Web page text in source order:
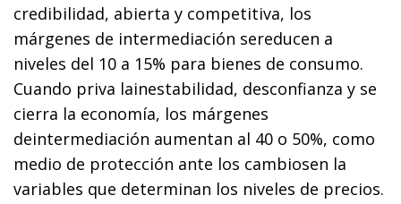
credibilidad, abierta y competitiva, los
márgenes de intermediación sereducen a
niveles del 10 a 15% para bienes de consumo.
Cuando priva lainestabilidad, desconfianza y se
cierra la economía, los márgenes
deintermediación aumentan al 40 o 50%, como
medio de protección ante los cambiosen la
variables que determinan los niveles de precios.